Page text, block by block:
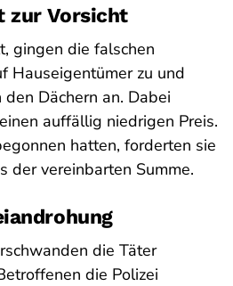
zur Vorsicht
gingen die falschen
Hauseigentümer zu und
Dächern an. Dabei
auffällig niedrigen Preis.
hatten, forderten sie
der vereinbarten Summe.
die Täter
die Polizei